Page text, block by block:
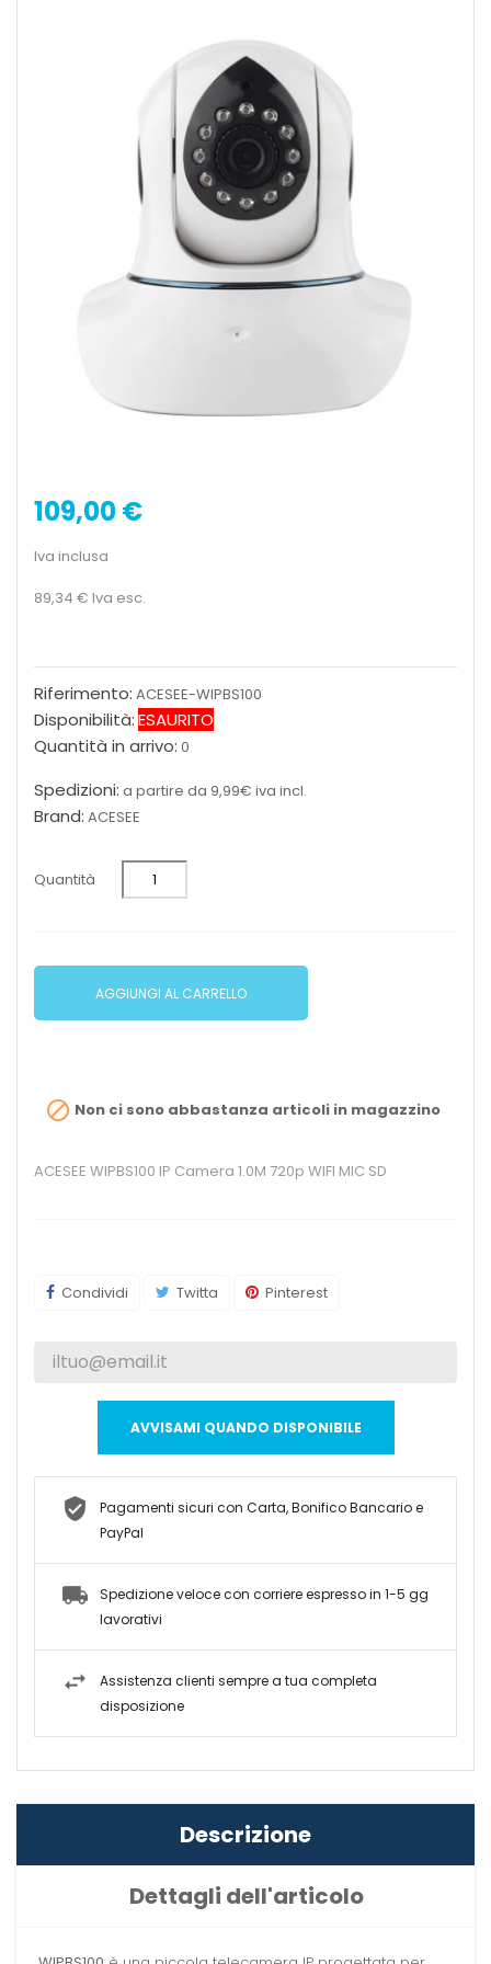
109,00 €
Iva inclusa
89,34 € Iva esc.
Riferimento: ACESEE-WIPBS100
Disponibilità:ESAURITO
Quantità in arrivo: 0
Spedizioni: a partire da 9,99€ iva incl.
Brand: ACESEE
Quantità
AGGIUNGI AL CARRELLO
 Non ci sono abbastanza articoli in magazzino
ACESEE WIPBS100 IP Camera 1.0M 720p WIFI MIC SD
Condividi Twitta Pinterest
AVVISAMI QUANDO DISPONIBILE
Pagamenti sicuri con Carta, Bonifico Bancario e
PayPal
Spedizione veloce con corriere espresso in 1-5 gg
lavorativi
Assistenza clienti sempre a tua completa
disposizione
Descrizione
Dettagli dell'articolo